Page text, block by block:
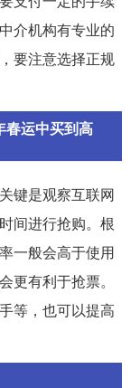
介机构有专业的
要注意选择正规
春运中买到高
键是观察互联网
间进行抢购。根
一般会高于使用
更有利于抢票。
等，也可以提高